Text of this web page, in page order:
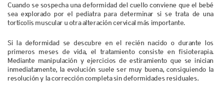
Cuando se sospecha una deformidad del cuello conviene que el bebé
sea explorado por el pediatra para determinar si se trata de una
tortícolis muscular u otra alteración cervical más importante.
Si la deformidad se descubre en el recién nacido o durante los
primeros meses de vida, el tratamiento consiste en fisioterapia.
Mediante manipulación y ejercicios de estiramiento que se inician
inmediatamente, la evolución suele ser muy buena, consiguiendo la
resolución y la corrección completa sin deformidades residuales.